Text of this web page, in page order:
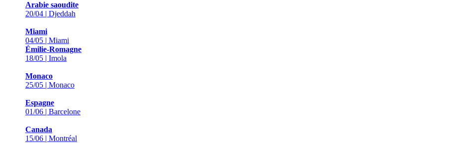
Arabie saoudite
20/04 | Djeddah
Miami
04/05 | Miami
Émilie-Romagne
18/05 | Imola
Monaco
25/05 | Monaco
Espagne
01/06 | Barcelone
Canada
15/06 | Montréal